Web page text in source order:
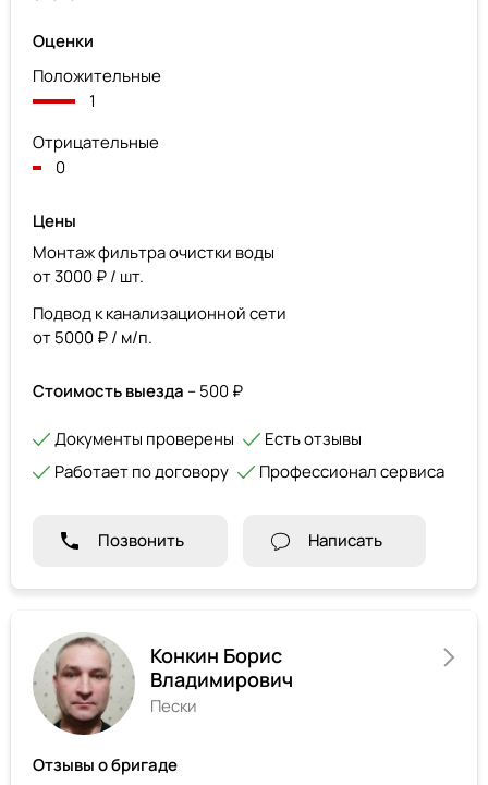
Оценки
Положительные
1
Отрицательные
0
Цены
Монтаж фильтра очистки воды
от 3000 ₽ / шт.
Подвод к канализационной сети
от 5000 ₽ / м/п.
Стоимость выезда – 500 ₽
Документы проверены
Есть отзывы
Работает по договору
Профессионал сервиса
Позвонить Написать
Конкин Борис
Владимирович
Пески
Отзывы о бригаде